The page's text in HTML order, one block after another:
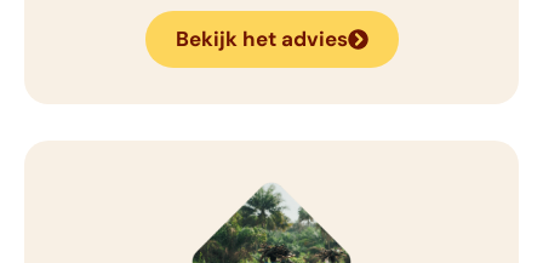
Bekijk het advies